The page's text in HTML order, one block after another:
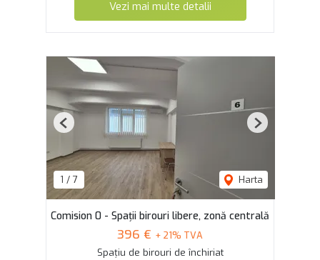
Vezi mai multe detalii
1 / 7 Harta
Previous Next
Comision 0 - Spații birouri libere, zonă centrală
396 € + 21% TVA
Spațiu de birouri de închiriat